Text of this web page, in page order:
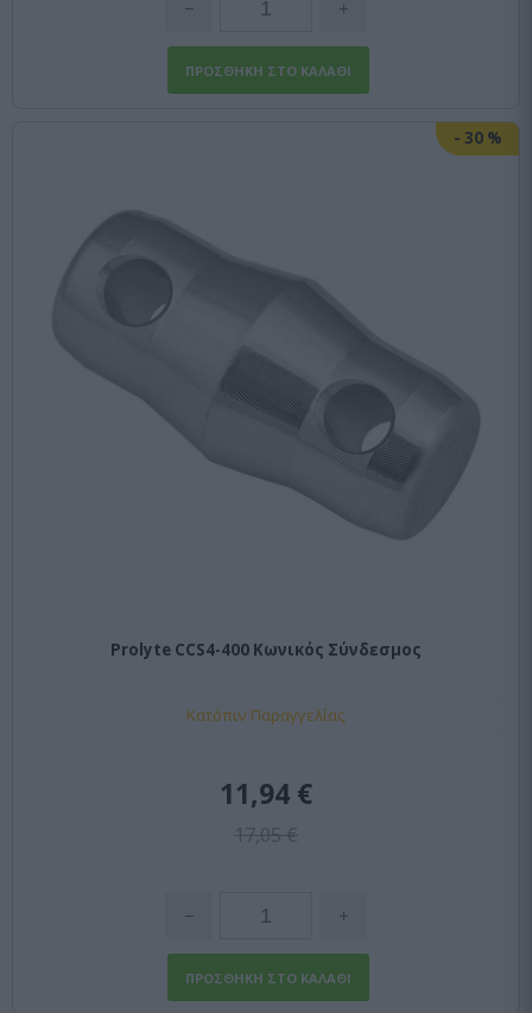
- 30 %
Prolyte CCS4-400 Κωνικός Σύνδεσμος
Κατόπιν Παραγγελίας
17,05 €
11,94 €